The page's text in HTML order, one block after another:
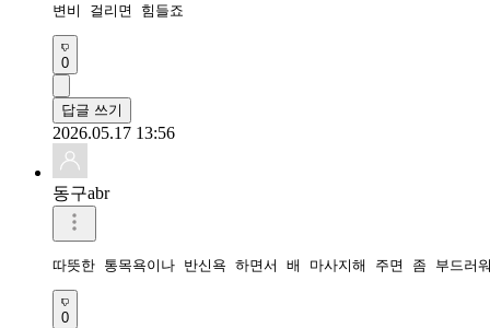
변비 걸리면 힘들죠
0
답글 쓰기
2026.05.17 13:56
동구abr
따뜻한 통목욕이나 반신욕 하면서 배 마사지해 주면 좀 부드러
0